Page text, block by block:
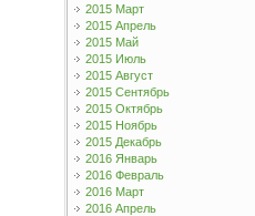
2015 Март
2015 Апрель
2015 Май
2015 Июль
2015 Август
2015 Сентябрь
2015 Октябрь
2015 Ноябрь
2015 Декабрь
2016 Январь
2016 Февраль
2016 Март
2016 Апрель